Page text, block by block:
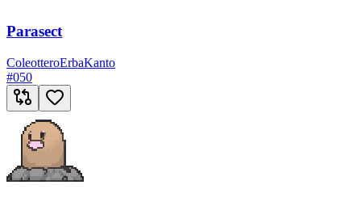
Parasect
ColeotteroErbaKanto
#050